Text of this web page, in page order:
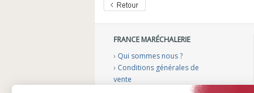
FRANCE MARÉCHALERIE
› Qui sommes nous ?
› Conditions générales de
vente